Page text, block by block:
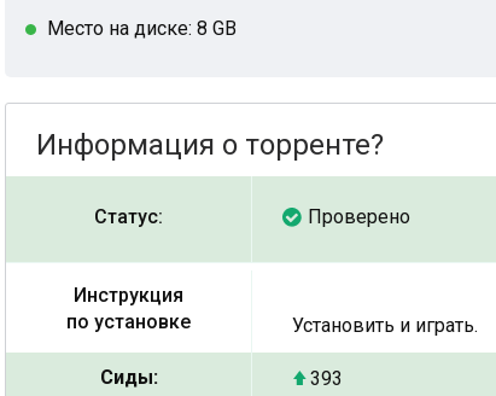
Место на диске: 8 GB
Информация о торренте?
Статус: Проверено
Инструкция
по установке
Установить и играть.
Сиды: 393